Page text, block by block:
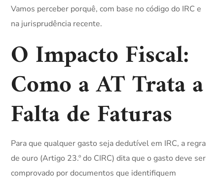
Vamos perceber porquê, com base no código do IRC e
na jurisprudência recente.
O Impacto Fiscal:
Como a AT Trata a
Falta de Faturas
Para que qualquer gasto seja dedutível em IRC, a regra
de ouro (Artigo 23.º do CIRC) dita que o gasto deve ser
comprovado por documentos que identifiquem